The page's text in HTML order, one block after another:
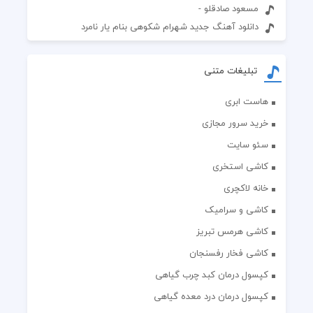
مسعود صادقلو -
دانلود آهنگ جدید شهرام شکوهی بنام یار نامرد
تبلیغات متنی
هاست ابری
خرید سرور مجازی
سئو سایت
کاشی استخری
خانه لاکچری
کاشی و سرامیک
کاشی هرمس تبریز
کاشی فخار رفسنجان
کپسول درمان کبد چرب گیاهی
کپسول درمان درد معده گیاهی